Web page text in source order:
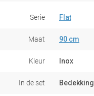
Serie Flat
Maat 90 cm
Kleur Inox
In de set Bedekking